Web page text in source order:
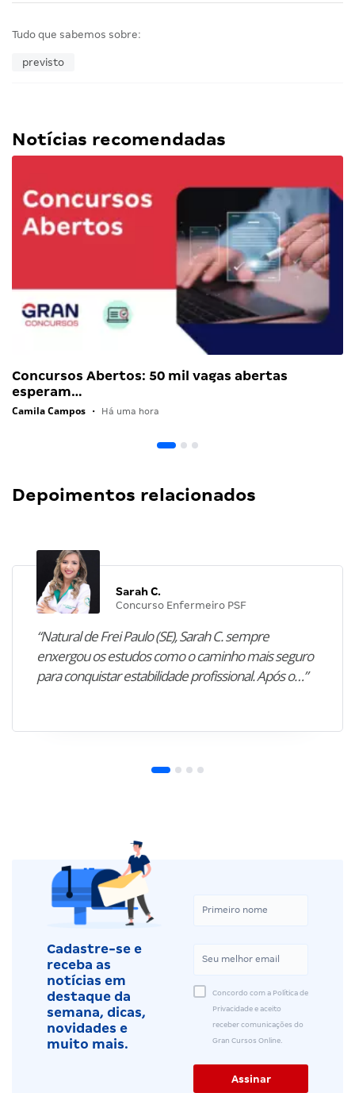
Tudo que sabemos sobre:
previsto
Notícias recomendadas
Concursos Abertos: 50 mil vagas abertas
esperam…
Camila Campos • Há uma hora
Depoimentos relacionados
Sarah C.
Concurso Enfermeiro PSF
“Natural de Frei Paulo (SE), Sarah C. sempre
enxergou os estudos como o caminho mais seguro
para conquistar estabilidade profissional. Após o…”
Cadastre-se e
receba as
notícias em
destaque da
semana, dicas,
novidades e
muito mais.
Concordo com a Política de
Privacidade e aceito
receber comunicações do
Gran Cursos Online.